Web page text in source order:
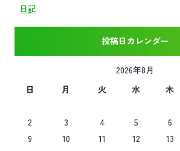
日記
投稿日カレンダー
2026年8月
日
月 火 水 木
2
3 4 5 6
9
10 11 12 13